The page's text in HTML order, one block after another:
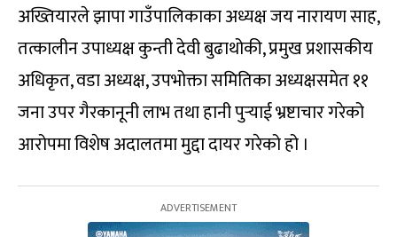
अख्तियारले झापा गाउँपालिकाका अध्यक्ष जय नारायण साह,
तत्कालीन उपाध्यक्ष कुन्ती देवी बुढाथोकी, प्रमुख प्रशासकीय
अधिकृत, वडा अध्यक्ष, उपभोक्ता समितिका अध्यक्षसमेत ११
जना उपर गैरकानूनी लाभ तथा हानी पुर्‍याई भ्रष्टाचार गरेको
आरोपमा विशेष अदालतमा मुद्दा दायर गरेको हो ।